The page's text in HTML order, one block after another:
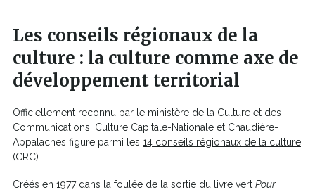
Les conseils régionaux de la
culture : la culture comme axe de
développement territorial
Officiellement reconnu par le ministère de la Culture et des
Communications, Culture Capitale-Nationale et Chaudière-
Appalaches figure parmi les 14 conseils régionaux de la culture
Ce
s'ouvrira
(CRC).
Créés en 1977 dans la foulée de la sortie du livre vert Pour